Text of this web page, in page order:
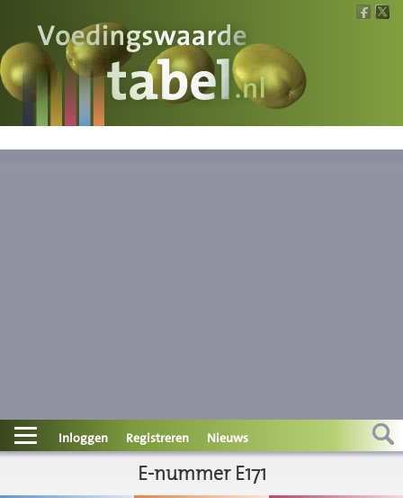
Voedingswaarde
Wat is wat?
ContactInloggen Registreren Nieuws
E-nummer E171